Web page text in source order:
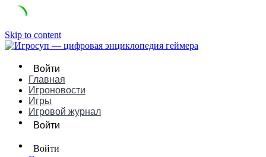
Skip to content
Войти
Главная
Игроновости
Игры
Игровой журнал
Войти
Войти